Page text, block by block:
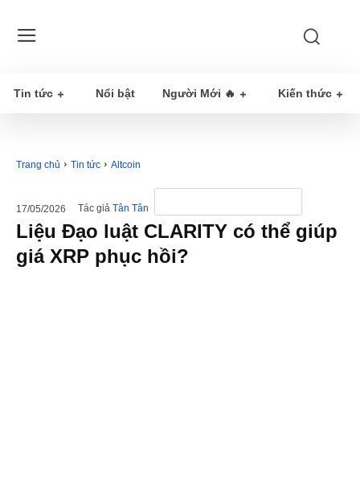
Tin tức Nổi bật Người Mới 🔥 Kiến thức
Trang chủ Tin tức Altcoin
17/05/2026 Tác giả Tân Tân
Liệu Đạo luật CLARITY có thể giúp
giá XRP phục hồi?